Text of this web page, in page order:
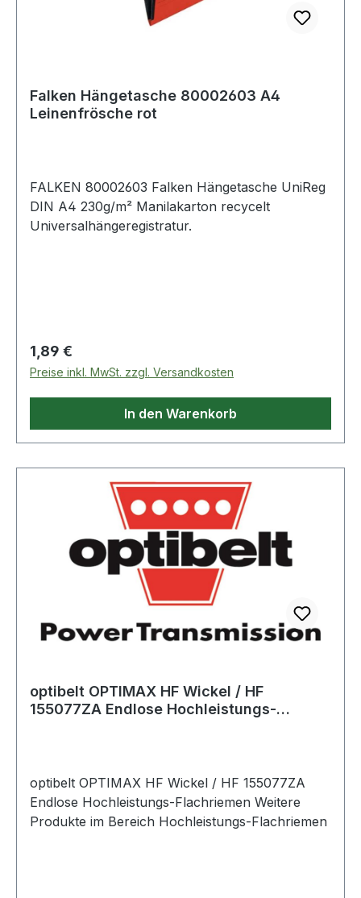
Falken Hängetasche 80002603 A4
Leinenfrösche rot
FALKEN 80002603 Falken Hängetasche UniReg
DIN A4 230g/m² Manilakarton recycelt
Universalhängeregistratur.
Regulärer Preis:
1,89 €
Preise inkl. MwSt. zzgl. Versandkosten
In den Warenkorb
optibelt OPTIMAX HF Wickel / HF
155077ZA Endlose Hochleistungs-
optibelt OPTIMAX HF Wickel / HF 155077ZA
Endlose Hochleistungs-Flachriemen Weitere
Produkte im Bereich Hochleistungs-Flachriemen